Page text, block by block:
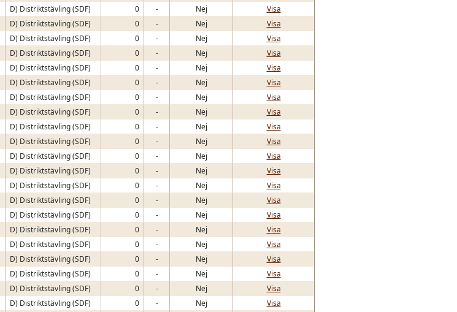
D) Distriktstävling (SDF) 0 - Nej
Visa
D) Distriktstävling (SDF) 0 - Nej
Visa
D) Distriktstävling (SDF) 0 - Nej
Visa
D) Distriktstävling (SDF) 0 - Nej
Visa
D) Distriktstävling (SDF) 0 - Nej
Visa
D) Distriktstävling (SDF) 0 - Nej
Visa
D) Distriktstävling (SDF) 0 - Nej
Visa
D) Distriktstävling (SDF) 0 - Nej
Visa
D) Distriktstävling (SDF) 0 - Nej
Visa
D) Distriktstävling (SDF) 0 - Nej
Visa
D) Distriktstävling (SDF) 0 - Nej
Visa
D) Distriktstävling (SDF) 0 - Nej
Visa
D) Distriktstävling (SDF) 0 - Nej
Visa
D) Distriktstävling (SDF) 0 - Nej
Visa
D) Distriktstävling (SDF) 0 - Nej
Visa
D) Distriktstävling (SDF) 0 - Nej
Visa
D) Distriktstävling (SDF) 0 - Nej
Visa
D) Distriktstävling (SDF) 0 - Nej
Visa
D) Distriktstävling (SDF) 0 - Nej
Visa
D) Distriktstävling (SDF) 0 - Nej
Visa
D) Distriktstävling (SDF) 0 - Nej
Visa